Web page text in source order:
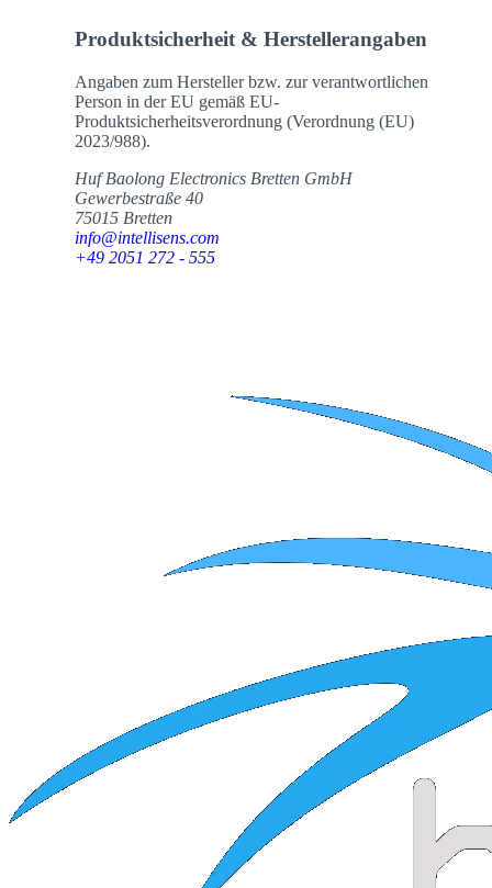
Produktsicherheit & Herstellerangaben
Angaben zum Hersteller bzw. zur verantwortlichen
Person in der EU gemäß EU-
Produktsicherheitsverordnung (Verordnung (EU)
2023/988).
Huf Baolong Electronics Bretten GmbH
Gewerbestraße 40
75015 Bretten
info@intellisens.com
+49 2051 272 - 555